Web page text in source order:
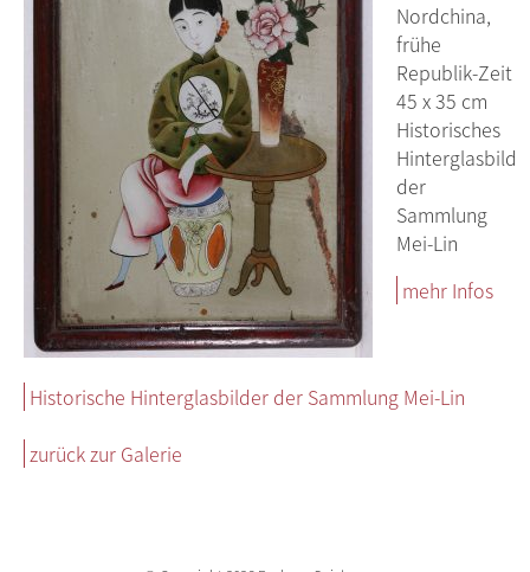
Nordchina,
frühe
Republik-Zeit
45 x 35 cm
Historisches
Hinterglasbild
der
Sammlung
Mei-Lin
mehr Infos
Historische Hinterglasbilder der Sammlung Mei-Lin
zurück zur Galerie